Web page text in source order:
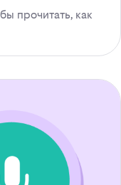
прочитать, как